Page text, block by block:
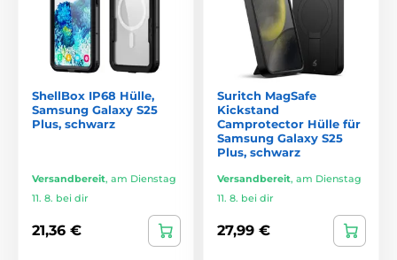
ShellBox IP68 Hülle,
Samsung Galaxy S25
Plus, schwarz
Versandbereit, am Dienstag
11. 8. bei dir
21,36 €
Suritch MagSafe
Kickstand
Camprotector Hülle für
Samsung Galaxy S25
Plus, schwarz
Versandbereit, am Dienstag
11. 8. bei dir
27,99 €